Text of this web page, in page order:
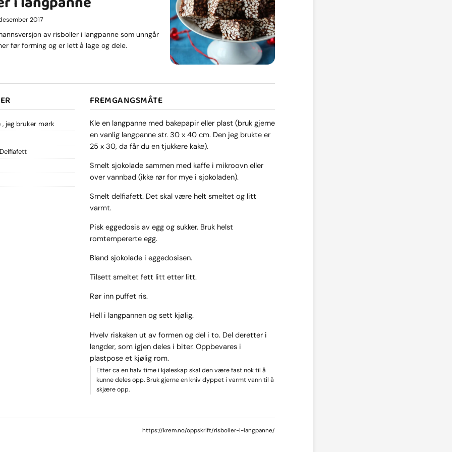
2017
av risboller i langpanne som unngår
før forming og er lett å lage og dele.
jeg bruker mørk
Delfiafett
FREMGANGSMÅTE
Kle en langpanne med bakepapir eller plast (bruk gjerne
en vanlig langpanne str. 30 x 40 cm. Den jeg brukte er
25 x 30, da får du en tjukkere kake).
Smelt sjokolade sammen med kaffe i mikroovn eller
over vannbad (ikke rør for mye i sjokoladen).
Smelt delfiafett. Det skal være helt smeltet og litt
varmt.
Pisk eggedosis av egg og sukker. Bruk helst
romtempererte egg.
Bland sjokolade i eggedosisen.
Tilsett smeltet fett litt etter litt.
Rør inn puffet ris.
Hell i langpannen og sett kjølig.
Hvelv riskaken ut av formen og del i to. Del deretter i
lengder, som igjen deles i biter. Oppbevares i
plastpose et kjølig rom.
Etter ca en halv time i kjøleskap skal den være fast nok til å
kunne deles opp. Bruk gjerne en kniv dyppet i varmt vann til å
skjære opp.
https://krem.no/oppskrift/risboller-i-langpanne/